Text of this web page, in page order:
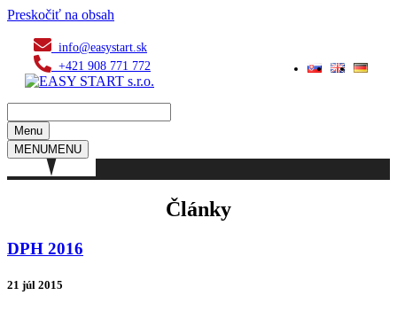
Preskočiť na obsah
info@easystart.sk
+421 908 771 772
Menu
MENUMENU
Články
DPH 2016
21 júl 2015